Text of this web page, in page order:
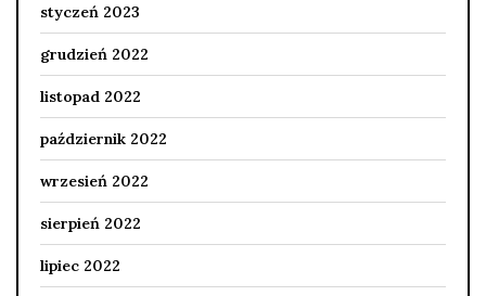
styczeń 2023
grudzień 2022
listopad 2022
październik 2022
wrzesień 2022
sierpień 2022
lipiec 2022